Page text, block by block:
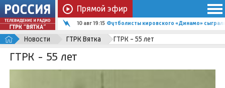
Прямой эфир
10 авг 19:15 Футболисты кировского «Динамо»
Новости ГТРК Вятка ГТРК - 55 лет
ГТРК - 55 лет